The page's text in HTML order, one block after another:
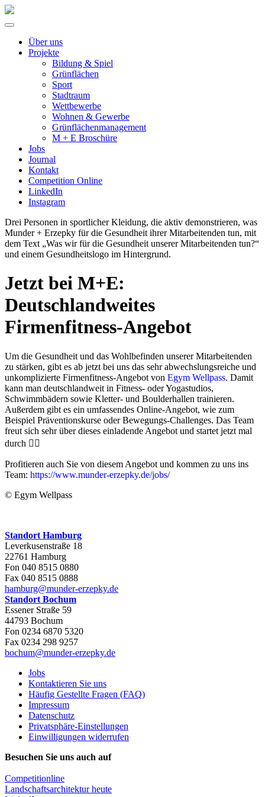
Über uns
Projekte
Bildung & Spiel
Grünflächen
Sport
Stadtraum
Wettbewerbe
Wohnen & Gewerbe
Grünflächenmanagement
M + E Broschüre
Jobs
Journal
Kontakt
Competition Online
LinkedIn
Instagram
Jetzt bei M+E:
Deutschlandweites
Firmenfitness-Angebot
Um die Gesundheit und das Wohlbefinden unserer Mitarbeitenden
zu stärken, gibt es ab jetzt bei uns das sehr abwechslungsreiche und
unkomplizierte Firmenfitness-Angebot von Egym Wellpass. Damit
kann man deutschlandweit in Fitness- oder Yogastudios,
Schwimmbädern sowie Kletter- und Boulderhallen trainieren.
Außerdem gibt es ein umfassendes Online-Angebot, wie zum
Beispiel Präventionskurse oder Bewegungs-Challenges. Das Team
freut sich sehr über dieses einladende Angebot und startet jetzt mal
durch 🤸‍♀️
Profitieren auch Sie von diesem Angebot und kommen zu uns ins
Team: https://www.munder-erzepky.de/jobs/
© Egym Wellpass
Standort Hamburg
Leverkusenstraße 18
22761 Hamburg
Fon 040 8515 0880
Fax 040 8515 0888
hamburg@munder-erzepky.de
Standort Bochum
Essener Straße 59
44793 Bochum
Fon 0234 6870 5320
Fax 0234 298 9257
bochum@munder-erzepky.de
Jobs
Kontaktieren Sie uns
Häufig Gestellte Fragen (FAQ)
Impressum
Datenschutz
Privatsphäre-Einstellungen
Einwilligungen widerrufen
Besuchen Sie uns auch auf
Competitionline
Landschaftsarchitektur heute